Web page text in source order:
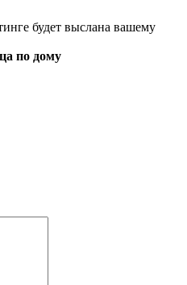
будет выслана вашему
по дому